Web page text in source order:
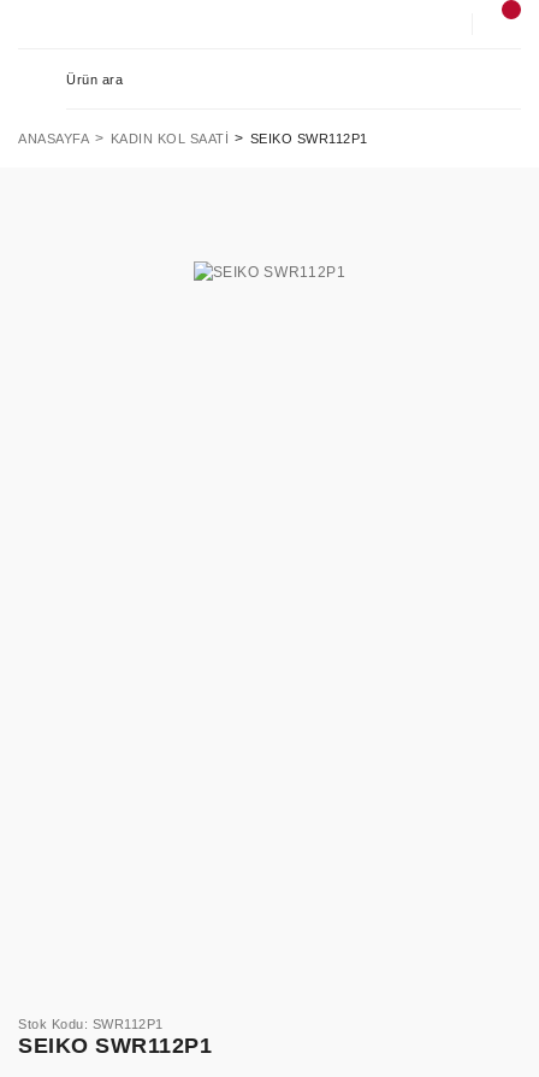
ANASAYFA KADIN KOL SAATI SEIKO SWR112P1
Stok Kodu: SWR112P1
SEIKO SWR112P1